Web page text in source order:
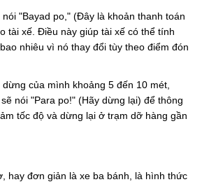
"Bayad po," (Đây là khoản thanh toán
tài xế. Điều này giúp tài xế có thể tính
nhiêu vì nó thay đổi tùy theo điểm đón
của mình khoảng 5 đến 10 mét,
nói "Para po!" (Hãy dừng lại) để thông
tốc độ và dừng lại ở trạm dỡ hàng gần
hay đơn giản là xe ba bánh, là hình thức